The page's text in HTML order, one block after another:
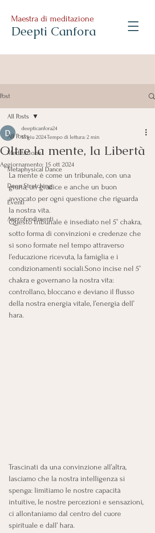
Maestra di meditazione
Deepti Canfora
Post
All Posts
Meditazione
Metaphysical Dance
Deep Stretching
Eventi
Approfondimenti
All Posts
Oltre la mente, la Libertà
deepticanfora24
13 giu 2024Tempo di lettura: 2 min
Aggiornamento: 15 ott 2024
La mente è come un tribunale, con una
giuria, un giudice e anche un buon
avvocato per ogni questione che riguarda
la nostra vita.
Questo tribunale è insediato nel 5° chakra,
sotto forma di convinzioni e credenze che
si sono formate nel tempo attraverso
l’educazione ricevuta, la famiglia e i
condizionamenti sociali.Sono incise nel 5°
chakra e governano la nostra vita:
controllano, bloccano e deviano il flusso
della nostra energia vitale, l’energia dell’
hara.
Trascinati da una convinzione all’altra,
lasciamo che la nostra intelligenza si
spenga: limitiamo le nostre capacità
intuitive, le nostre percezioni e sensazioni,
ci allontaniamo dal centro del cuore
spirituale e dall’ hara.